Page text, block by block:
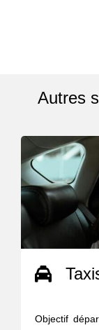
Autres
Objectif